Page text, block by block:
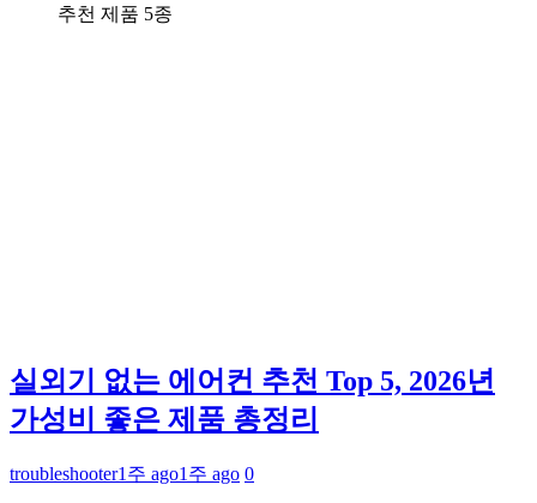
추천 제품 5종
실외기 없는 에어컨 추천 Top 5, 2026년
가성비 좋은 제품 총정리
troubleshooter1주 ago1주 ago 0